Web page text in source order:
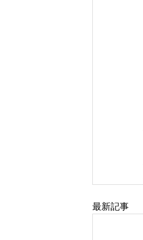
最新記事